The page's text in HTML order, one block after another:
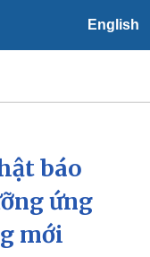
English
thời tiết
VOV
báo
ứng
mới